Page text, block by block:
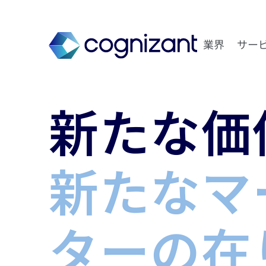
業界 サー
新たな
新たなマ
ターの